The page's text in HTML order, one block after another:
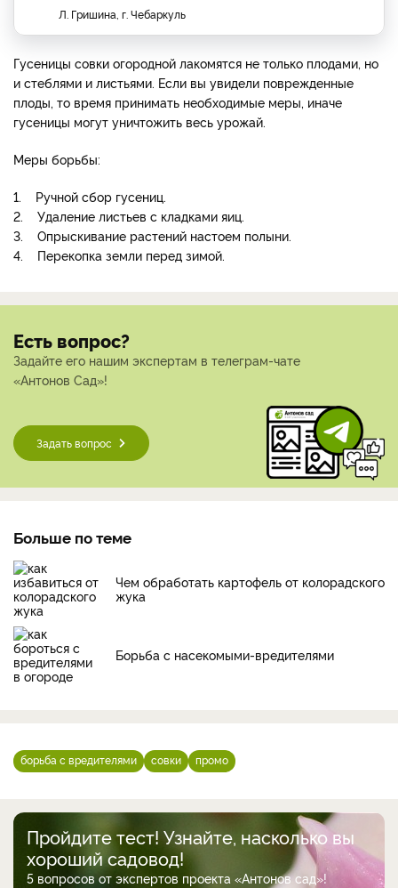
Л. Гришина, г. Чебаркуль
Гусеницы совки огородной лакомятся не только плодами, но
и стеблями и листьями. Если вы увидели поврежденные
плоды, то время принимать необходимые меры, иначе
гусеницы могут уничтожить весь урожай.
Меры борьбы:
1. Ручной сбор гусениц.
2. Удаление листьев с кладками яиц.
3. Опрыскивание растений настоем полыни.
4. Перекопка земли перед зимой.
Есть вопрос?
Задайте его нашим экспертам в телеграм-чате
«Антонов Сад»!
Задать вопрос
Больше по теме
Чем обработать картофель от колорадского
жука
Борьба с насекомыми-вредителями
борьба с вредителями совки промо
Пройдите тест! Узнайте, насколько вы
хороший садовод!
5 вопросов от экспертов проекта «Антонов сад»!